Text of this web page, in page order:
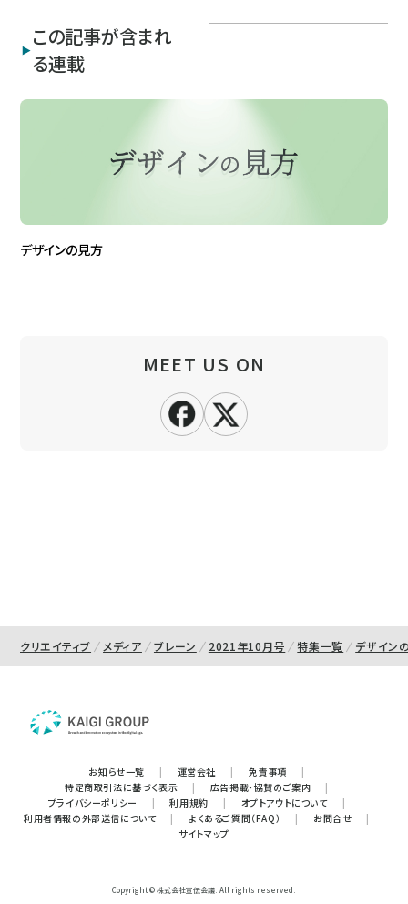
この記事が含まれ
る連載
デザインの見方
MEET US ON
クリエイティブ メディア ブレーン 2021年10月号 特集一覧 デザイン
お知らせ一覧 | 運営会社 | 免責事項
|
特定商取引法に基づく表示
| 広告掲載・協賛のご案内
|
プライバシーポリシー
| 利用規約 | オプトアウトについて
|
利用者情報の外部送信について
| よくあるご質問（FAQ） | お問合せ
|
サイトマップ
Copyright © 株式会社宣伝会議. All rights reserved.